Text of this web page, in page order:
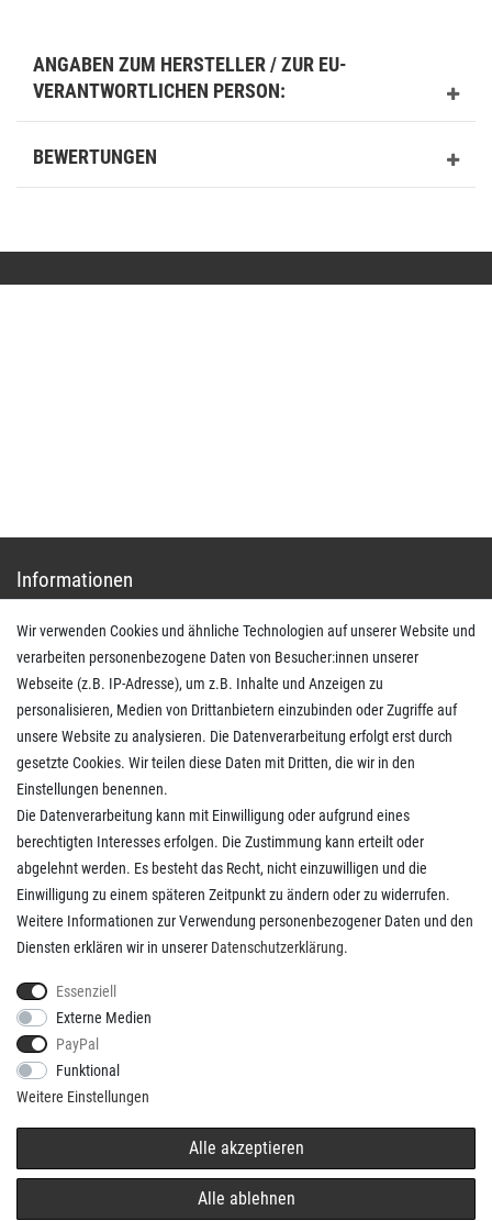
ANGABEN ZUM HERSTELLER / ZUR EU-
VERANTWORTLICHEN PERSON:
BEWERTUNGEN
Informationen
Impressum
AGB
Daten­schutz­erklärung
Widerrufs­recht
Kaufvertrag widerrufen
Kunden Service
Anmelden
Registrieren
Kontakt
* Alle Preise verstehen sich inkl. gesetzl. MwSt. undVersandkosten/
© copyright 2026 Basitshop / Realisation colornativ/
Wir verwenden Cookies und ähnliche Technologien auf unserer Website und
verarbeiten personenbezogene Daten von Besucher:innen unserer
Webseite (z.B. IP-Adresse), um z.B. Inhalte und Anzeigen zu
personalisieren, Medien von Drittanbietern einzubinden oder Zugriffe auf
unsere Website zu analysieren. Die Datenverarbeitung erfolgt erst durch
gesetzte Cookies. Wir teilen diese Daten mit Dritten, die wir in den
Einstellungen benennen.
Die Datenverarbeitung kann mit Einwilligung oder aufgrund eines
berechtigten Interesses erfolgen. Die Zustimmung kann erteilt oder
abgelehnt werden. Es besteht das Recht, nicht einzuwilligen und die
Einwilligung zu einem späteren Zeitpunkt zu ändern oder zu widerrufen.
Weitere Informationen zur Verwendung personenbezogener Daten und den
Diensten erklären wir in unserer Daten­schutz­erklärung.
Essenziell
Externe Medien
PayPal
Funktional
Weitere Einstellungen
Alle akzeptieren
Alle ablehnen